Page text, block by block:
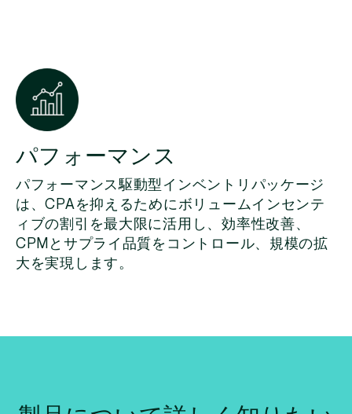
パフォーマンス
パフォーマンス駆動型インベントリパッケージ
は、CPAを抑えるためにボリュームインセンテ
ィブの割引を最大限に活用し、効率性改善、
CPMとサプライ品質をコントロール、規模の拡
大を実現します。